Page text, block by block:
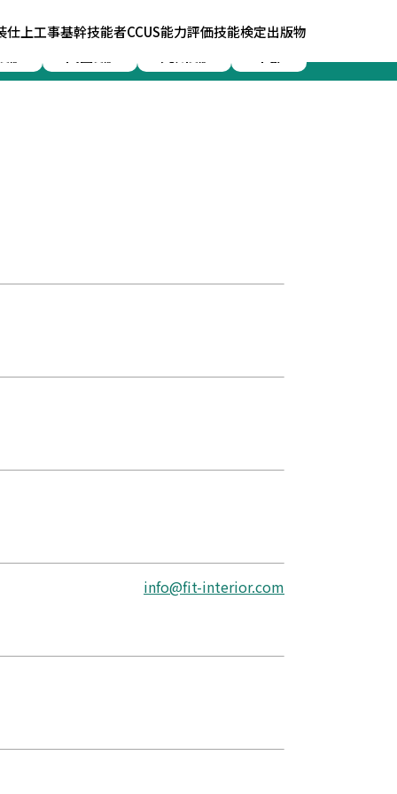
仕上工事基幹技能者CCUS能力評価技能検定出版物
info@fit-interior.com